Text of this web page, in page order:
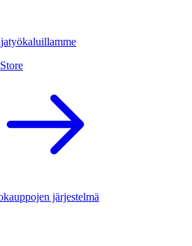
järjestelmä